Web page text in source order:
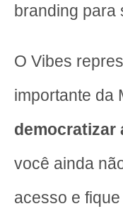
branding para
O Vibes
importante da
democratizar
você ainda
acesso e